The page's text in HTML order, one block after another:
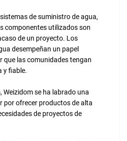
de suministro de agua,
componentes utilizados son
de un proyecto. Los
desempeñan un papel
las comunidades tengan
y fiable.
se ha labrado una
por ofrecer productos de alta
de proyectos de